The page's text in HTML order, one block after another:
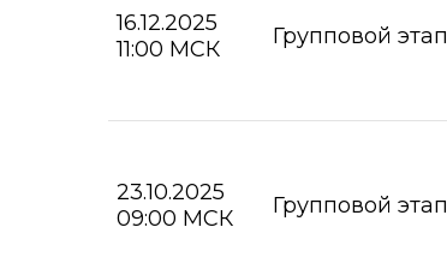
16.12.2025
11:00 МСК
Групповой этап
23.10.2025
09:00 МСК
Групповой этап